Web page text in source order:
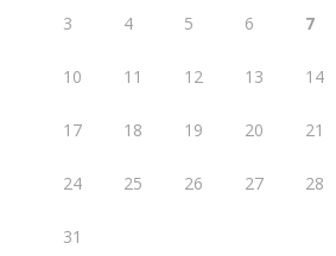
3 4 5 6 7
10 11 12 13 14
17 18 19 20 21
24 25 26 27 28
31